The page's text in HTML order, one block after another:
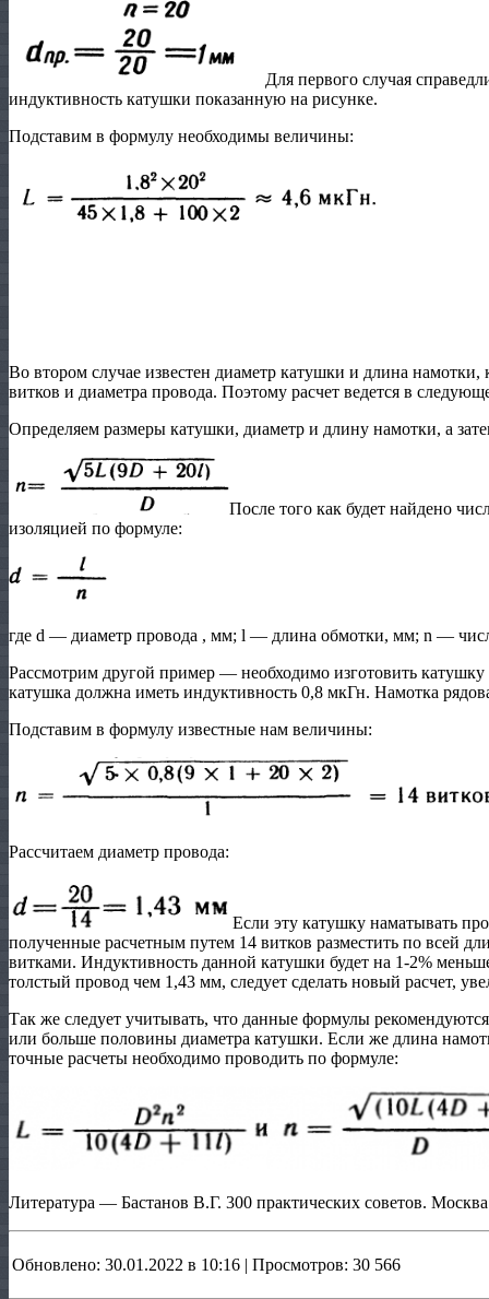
Для первого случая
индуктивность катушки показанную на рисунке.
Подставим в формулу необходимы величины:
Во втором случае известен диаметр катушки и длина намотки,
витков и диаметра провода. Поэтому расчет ведется в
Определяем размеры катушки, диаметр и длину намотки, а
После того как будет найдено
изоляцией по формуле:
где d — диаметр провода , мм; l — длина обмотки, мм; n —
Рассмотрим другой пример — необходимо изготовить
катушка должна иметь индуктивность 0,8 мкГн. Намотка
Подставим в формулу известные нам величины:
Рассчитаем диаметр провода:
Если эту катушку наматывать
полученные расчетным путем 14 витков разместить по всей
витками. Индуктивность данной катушки будет на 1-2%
толстый провод чем 1,43 мм, следует сделать новый расчет,
Так же следует учитывать, что данные формулы
или больше половины диаметра катушки. Если же длина
точные расчеты необходимо проводить по формуле:
Литература — Бастанов В.Г. 300 практических советов.
Обновлено: 30.01.2022 в 10:16 | Просмотров: 30 566